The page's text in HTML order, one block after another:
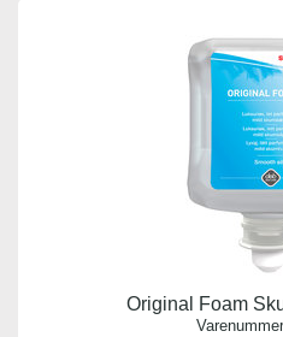
Original Foam